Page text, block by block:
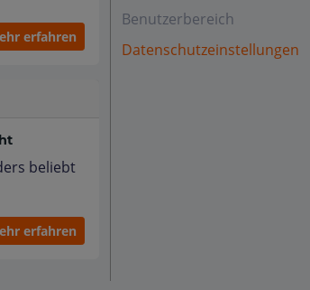
erfahren
beliebt
erfahren
Benutzerbereich
Datenschutzeinstellungen